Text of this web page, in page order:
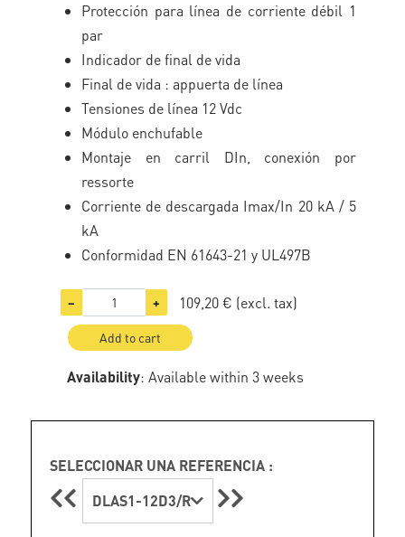
Protección para línea de corriente débil 1
par
Indicador de final de vida
Final de vida : appuerta de línea
Tensiones de línea 12 Vdc
Módulo enchufable
Montaje en carril DIn, conexión por
ressorte
Corriente de descargada Imax/In 20 kA / 5
kA
Conformidad EN 61643-21 y UL497B
− + 109,20 € (excl. tax)
Add to cart
Availability: Available within 3 weeks
SELECCIONAR UNA REFERENCIA :
DLAS1-12D3/R